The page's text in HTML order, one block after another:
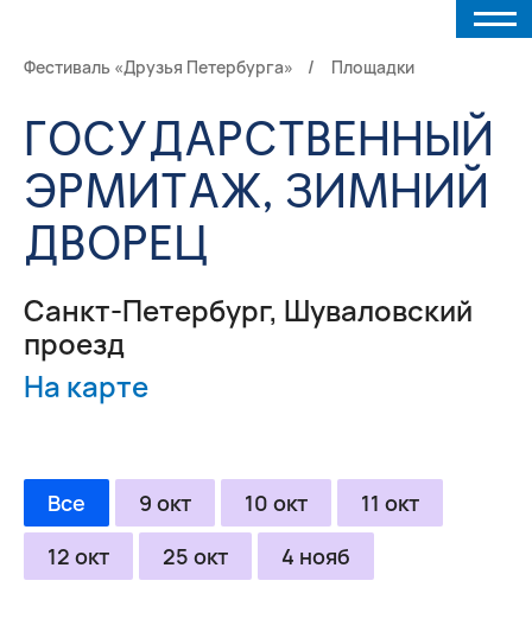
Фестиваль «Друзья Петербурга» Площадки
ГОСУДАРСТВЕННЫЙ
ЭРМИТАЖ, ЗИМНИЙ
ДВОРЕЦ
Санкт-Петербург, Шуваловский
проезд
На карте
Все 9 окт 10 окт
11 окт
12 окт
25 окт 4 нояб